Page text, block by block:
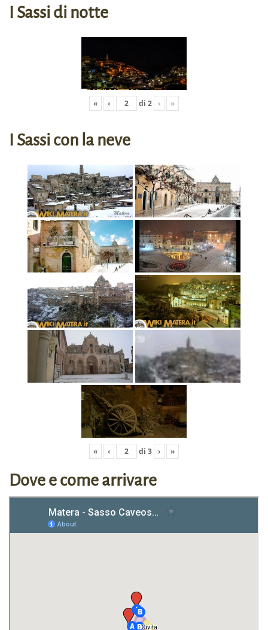
I Sassi di notte
« ‹ di 2 › »
I Sassi con la neve
« ‹ di 3 › »
Dove e come arrivare